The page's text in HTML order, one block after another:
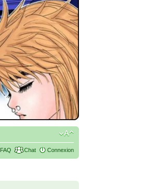
FAQ Chat Connexion